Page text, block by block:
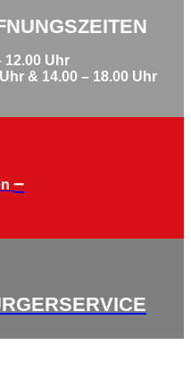
12.00 Uhr
& 14.00 – 18.00 Uhr
–